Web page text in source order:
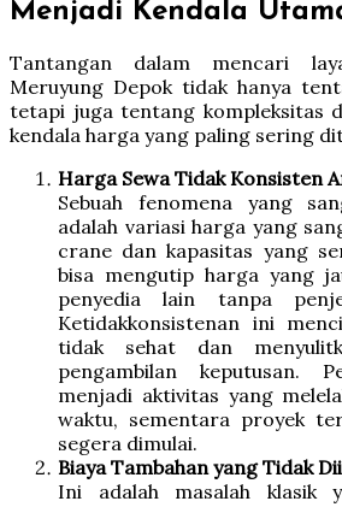
Menjadi Kendala
Tantangan dalam mencari
Meruyung Depok tidak hanya
tetapi juga tentang kompleksitas
kendala harga yang paling sering
Harga Sewa Tidak Konsisten
Sebuah fenomena yang
adalah variasi harga yang
crane dan kapasitas yang
bisa mengutip harga yang
penyedia lain tanpa
Ketidakkonsistenan ini
tidak sehat dan
pengambilan keputusan.
menjadi aktivitas yang
waktu, sementara proyek
segera dimulai.
Biaya Tambahan yang Tidak
Ini adalah masalah klasik